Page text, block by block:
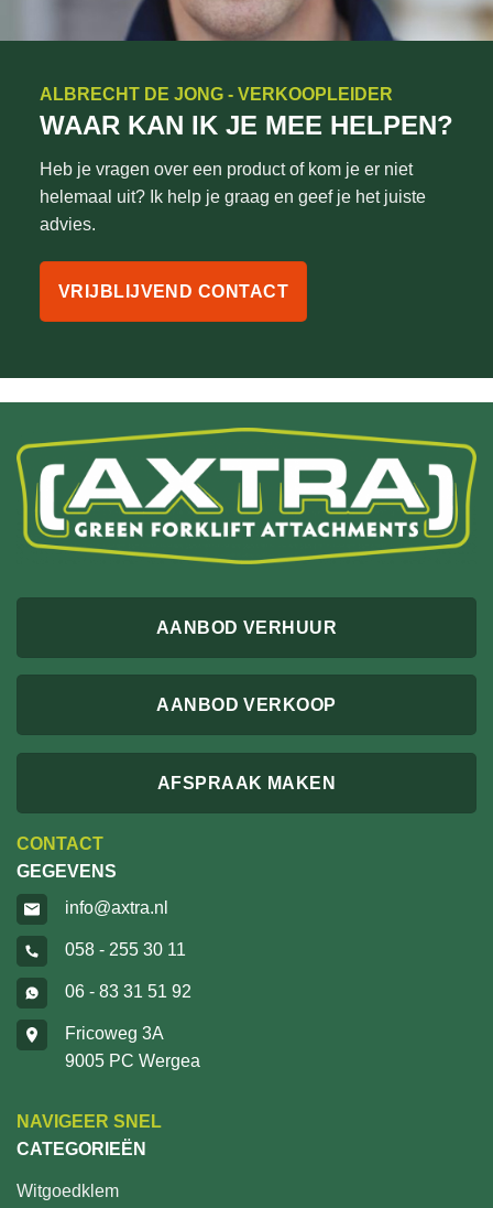
ALBRECHT DE JONG - VERKOOPLEIDER
WAAR KAN IK JE MEE HELPEN?
Heb je vragen over een product of kom je er niet
helemaal uit? Ik help je graag en geef je het juiste
advies.
VRIJBLIJVEND CONTACT
AANBOD VERHUUR
AANBOD VERKOOP
AFSPRAAK MAKEN
CONTACT
GEGEVENS
info@axtra.nl
058 - 255 30 11
06 - 83 31 51 92
Fricoweg 3A
9005 PC Wergea
NAVIGEER SNEL
CATEGORIEËN
Witgoedklem